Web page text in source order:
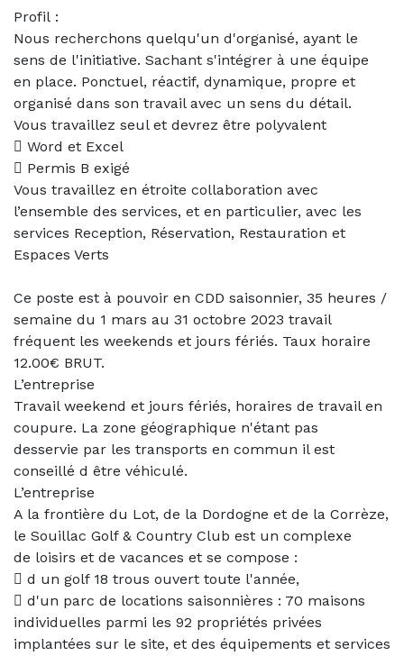
Profil :
Nous recherchons quelqu'un d'organisé, ayant le
sens de l'initiative. Sachant s'intégrer à une équipe
en place. Ponctuel, réactif, dynamique, propre et
organisé dans son travail avec un sens du détail.
Vous travaillez seul et devrez être polyvalent
 Word et Excel
 Permis B exigé
Vous travaillez en étroite collaboration avec
l’ensemble des services, et en particulier, avec les
services Reception, Réservation, Restauration et
Espaces Verts
Ce poste est à pouvoir en CDD saisonnier, 35 heures /
semaine du 1 mars au 31 octobre 2023 travail
fréquent les weekends et jours fériés. Taux horaire
12.00€ BRUT.
L’entreprise
Travail weekend et jours fériés, horaires de travail en
coupure. La zone géographique n'étant pas
desservie par les transports en commun il est
conseillé d être véhiculé.
L’entreprise
A la frontière du Lot, de la Dordogne et de la Corrèze,
le Souillac Golf & Country Club est un complexe
de loisirs et de vacances et se compose :
 d un golf 18 trous ouvert toute l'année,
 d'un parc de locations saisonnières : 70 maisons
individuelles parmi les 92 propriétés privées
implantées sur le site, et des équipements et services